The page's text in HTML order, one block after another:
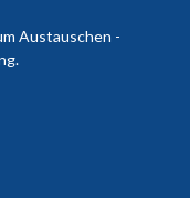
Austauschen -